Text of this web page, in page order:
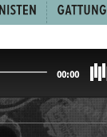
00:00